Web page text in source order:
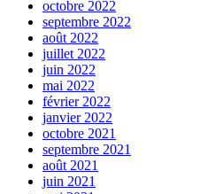
octobre 2022
septembre 2022
août 2022
juillet 2022
juin 2022
mai 2022
février 2022
janvier 2022
octobre 2021
septembre 2021
août 2021
juin 2021